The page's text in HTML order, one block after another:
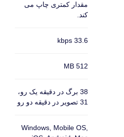
مقدار کمتری چاپ می
کند.
33.6 kbps
512 MB
38 برگ در دقیقه یک رو،
31 تصویر در دقیقه دو رو
Windows, Mobile OS,